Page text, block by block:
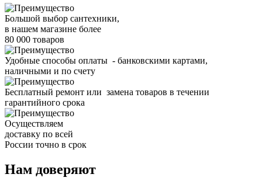
Большой выбор сантехники,
в нашем магазине более
80 000 товаров
Удобные способы оплаты - банковскими картами,
наличными и по счету
Бесплатный ремонт или замена товаров в течении
гарантийного срока
Осуществляем
доставку по всей
России точно в срок
Нам доверяют